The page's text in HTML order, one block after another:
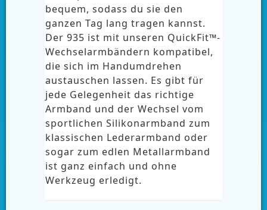
bequem, sodass du sie den
ganzen Tag lang tragen kannst.
Der 935 ist mit unseren QuickFit™-
Wechselarmbändern kompatibel,
die sich im Handumdrehen
austauschen lassen. Es gibt für
jede Gelegenheit das richtige
Armband und der Wechsel vom
sportlichen Silikonarmband zum
klassischen Lederarmband oder
sogar zum edlen Metallarmband
ist ganz einfach und ohne
Werkzeug erledigt.